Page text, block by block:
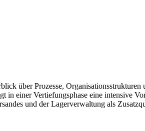
über Prozesse,
in einer Vertiefungsphase eine intensive
und der Lagerverwaltung als